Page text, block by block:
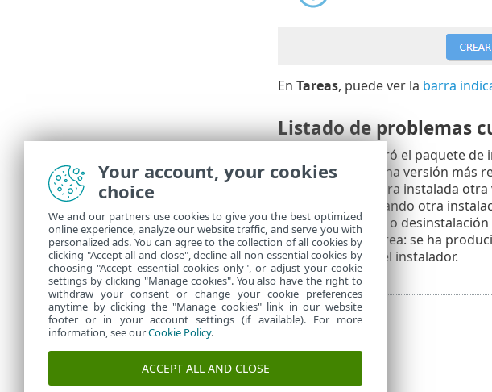
En Tareas, puede ver la barra
Listado de problemas
No se encontró el paquete de
• Se requiere una versión más
Ya se encuentra instalada
Se está realizando otra
• La instalación o
• Error de la tarea: se ha
devolución del instalador.
Your account, your cookies
choice
We and our partners use cookies to give you the best optimized
online experience, analyze our website traffic, and serve you with
personalized ads. You can agree to the collection of all cookies by
clicking "Accept all and close", decline all non-essential cookies by
choosing "Accept essential cookies only", or adjust your cookie
settings by clicking "Manage cookies". You also have the right to
withdraw your consent or change your cookie preferences
anytime by clicking the "Manage cookies" link in our website
footer or in your account settings (if available). For more
information, see ourCookie Policy.
ACCEPT ALL AND CLOSE